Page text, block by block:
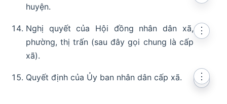
huyện.
Nghị quyết của Hội đồng nhân dân xã,
phường, thị trấn (sau đây gọi chung là cấp
xã).
⋮
Quyết định của Ủy ban nhân dân cấp xã. ⋮
⋮